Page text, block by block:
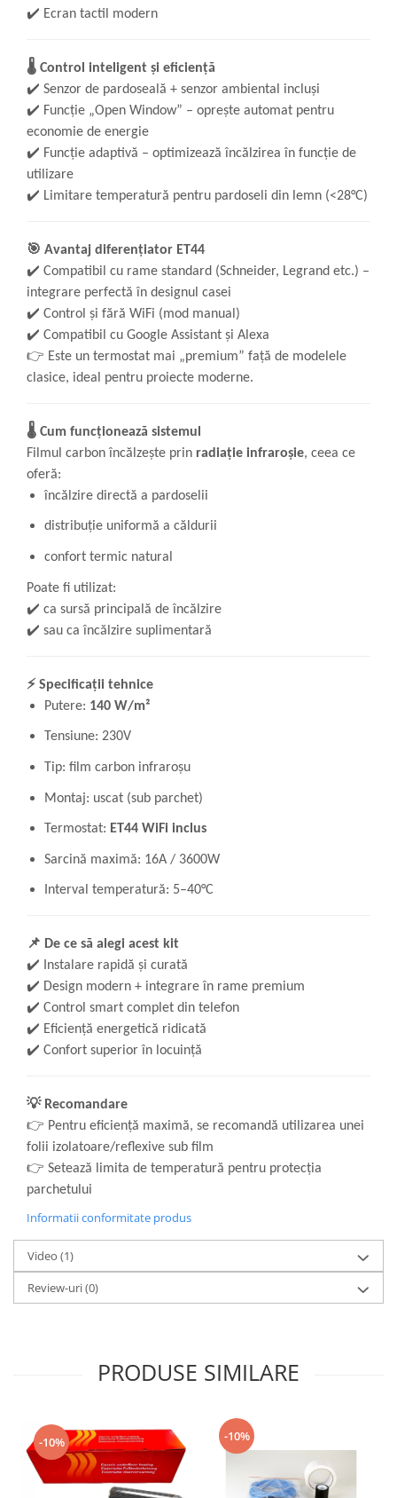
✔️ Ecran tactil modern
🌡️ Control inteligent și eficiență
✔️ Senzor de pardoseală + senzor ambiental incluși
✔️ Funcție „Open Window” – oprește automat pentru
economie de energie
✔️ Funcție adaptivă – optimizează încălzirea în funcție de
utilizare
✔️ Limitare temperatură pentru pardoseli din lemn (<28°C)
🎯 Avantaj diferențiator ET44
✔️ Compatibil cu rame standard (Schneider, Legrand etc.) –
integrare perfectă în designul casei
✔️ Control și fără WiFi (mod manual)
✔️ Compatibil cu Google Assistant și Alexa
👉 Este un termostat mai „premium” față de modelele
clasice, ideal pentru proiecte moderne.
🌡️ Cum funcționează sistemul
Filmul carbon încălzește prin radiație infraroșie, ceea ce
oferă:
încălzire directă a pardoselii
distribuție uniformă a căldurii
confort termic natural
Poate fi utilizat:
✔️ ca sursă principală de încălzire
✔️ sau ca încălzire suplimentară
⚡ Specificații tehnice
Putere: 140 W/m²
Tensiune: 230V
Tip: film carbon infraroșu
Montaj: uscat (sub parchet)
Termostat: ET44 WiFi inclus
Sarcină maximă: 16A / 3600W
Interval temperatură: 5–40°C
📌 De ce să alegi acest kit
✔️ Instalare rapidă și curată
✔️ Design modern + integrare în rame premium
✔️ Control smart complet din telefon
✔️ Eficiență energetică ridicată
✔️ Confort superior în locuință
💡Recomandare
👉 Pentru eficiență maximă, se recomandă utilizarea unei
folii izolatoare/reflexive sub film
👉 Setează limita de temperatură pentru protecția
parchetului
Informatii conformitate produs
Video (1)
Review-uri(0)
PRODUSE SIMILARE
-10% -10%